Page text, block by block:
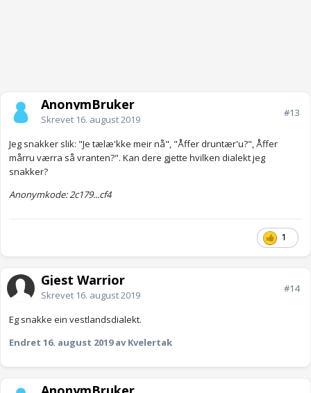
AnonymBruker
Skrevet 16. august 2019
#13
Jeg snakker slik: "Je tælæ'kke meir nå", "Åffer druntær'u?", Åffer
mårru værra så vranten?". Kan dere gjette hvilken dialekt jeg
snakker?
Anonymkode: 2c179...cf4
1
Gjest Warrior
Skrevet 16. august 2019
#14
Eg snakke ein vestlandsdialekt.
Endret 16. august 2019av Kvelertak